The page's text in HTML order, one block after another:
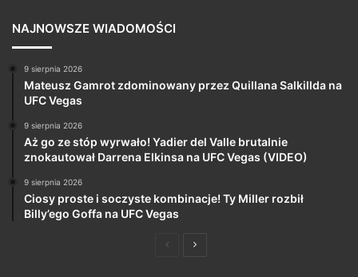
NAJNOWSZE WIADOMOŚCI
9 sierpnia 2026
Mateusz Gamrot zdominowany przez Quillana Salkillda na
UFC Vegas
9 sierpnia 2026
Aż go ze stóp wyrwało! Yadier del Valle brutalnie
znokautował Darrena Elkinsa na UFC Vegas (VIDEO)
9 sierpnia 2026
Ciosy proste i soczyste kombinacje! Ty Miller rozbił
Billy’ego Goffa na UFC Vegas
PoprzedniaNastępna